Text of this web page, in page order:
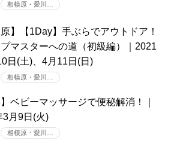
相模原・愛川…
原】【1Day】手ぶらでアウトドア！
マスターへの道（初級編）｜2021
日(土)、4月11日(日)
相模原・愛川…
】ベビーマッサージで便秘解消！｜
3月9日(火)
相模原・愛川…